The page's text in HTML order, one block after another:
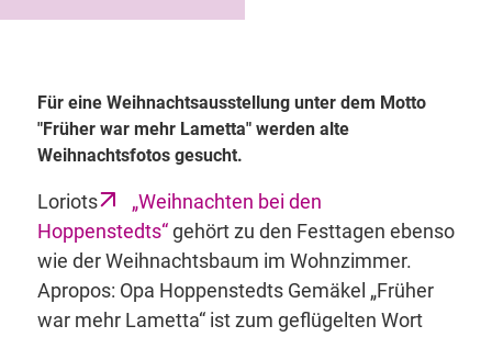
Für eine Weihnachtsausstellung unter dem Motto
"Früher war mehr Lametta" werden alte
Weihnachtsfotos gesucht.
Loriots
„Weihnachten bei den
Hoppenstedts“gehört zu den Festtagen ebenso
wie der Weihnachtsbaum im Wohnzimmer.
Apropos: Opa Hoppenstedts Gemäkel „Früher
war mehr Lametta“ ist zum geflügelten Wort